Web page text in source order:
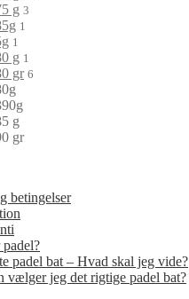
g 3
1
1
g 1
gr 6
g
gr
betingelser
padel bat – Hvad skal jeg vide?
vælger jeg det rigtige padel bat?